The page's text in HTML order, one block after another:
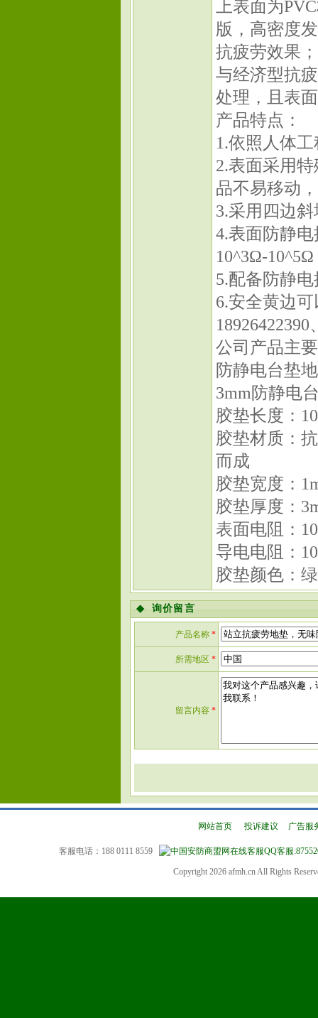
上表面为
版，高密度
抗疲劳效果；
与经济型抗
处理，且表
产品特点：
1.依照人体
2.表面采用
品不易移动
3.采用四边
4.表面防静
10^3Ω-10^5Ω
5.配备防静
6.安全黄边
18926422390
公司产品主
防静电台垫
3mm防静电
胶垫长度：
胶垫材质：
而成
胶垫宽度：
胶垫厚度：
表面电阻：
导电电阻：
胶垫颜色：
◆ 询价留言
产品名称*
所需地区 *
留言内容 *
网站首页| 投诉建议 广告服
客服电话：188 0111 8559 QQ客服
Copyright 2026 afmh.cn All Rights